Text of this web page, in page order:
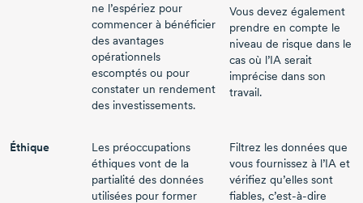
ne l’espériez pour
commencer à bénéficier
des avantages
opérationnels
escomptés ou pour
constater un rendement
des investissements.
Vous devez également
prendre en compte le
niveau de risque dans le
cas où l’IA serait
imprécise dans son
travail.
Éthique
Les préoccupations
éthiques vont de la
partialité des données
utilisées pour former
Filtrez les données que
vous fournissez à l’IA et
vérifiez qu’elles sont
fiables, c’est-à-dire